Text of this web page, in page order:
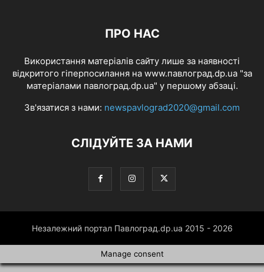
ПРО НАС
Використання матеріалів сайту лише за наявності
відкритого гіперпосилання на www.павлоград.dp.ua "за
матеріалами павлоград.dp.ua" у першому абзаці.
Зв'язатися з нами: newspavlograd2020@gmail.com
СЛІДУЙТЕ ЗА НАМИ
Незалежний портал Павлоград.dp.ua 2015 - 2026
Manage consent